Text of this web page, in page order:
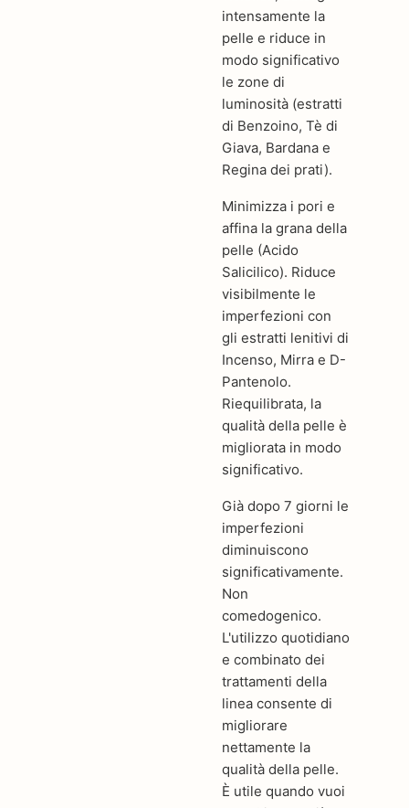
intensamente la
pelle e riduce in
modo significativo
le zone di
luminosità (estratti
di Benzoino, Tè di
Giava, Bardana e
Regina dei prati).
Minimizza i pori e
affina la grana della
pelle (Acido
Salicilico). Riduce
visibilmente le
imperfezioni con
gli estratti lenitivi di
Incenso, Mirra e D-
Pantenolo.
Riequilibrata, la
qualità della pelle è
migliorata in modo
significativo.
Già dopo 7 giorni le
imperfezioni
diminuiscono
significativamente.
Non
comedogenico.
L'utilizzo quotidiano
e combinato dei
trattamenti della
linea consente di
migliorare
nettamente la
qualità della pelle.
È utile quando vuoi